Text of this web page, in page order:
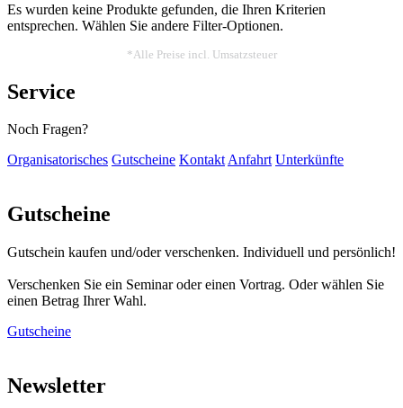
Es wurden keine Produkte gefunden, die Ihren Kriterien
entsprechen. Wählen Sie andere Filter-Optionen.
*Alle Preise incl. Umsatzsteuer
Service
Noch Fragen?
Organisatorisches Gutscheine KontaktAnfahrt Unterkünfte
Gutscheine
Gutschein kaufen und/oder verschenken. Individuell und persönlich!
Verschenken Sie ein Seminar oder einen Vortrag. Oder wählen Sie
einen Betrag Ihrer Wahl.
Gutscheine
Newsletter